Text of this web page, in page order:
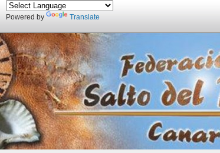
Powered by Translate